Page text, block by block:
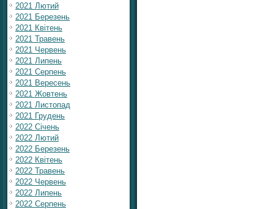
2021 Лютий
2021 Березень
2021 Квітень
2021 Травень
2021 Червень
2021 Липень
2021 Серпень
2021 Вересень
2021 Жовтень
2021 Листопад
2021 Грудень
2022 Січень
2022 Лютий
2022 Березень
2022 Квітень
2022 Травень
2022 Червень
2022 Липень
2022 Серпень